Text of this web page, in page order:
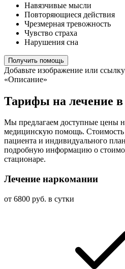
Навязчивые мысли
Повторяющиеся действия
Чрезмерная тревожность
Чувство страха
Нарушения сна
Получить помощь
Добавьте изображение или
«Описание»
Тарифы на лечение в
Мы предлагаем доступные цены
медицинскую помощь. Стоимость
пациента и индивидуального
подробную информацию о
стационаре.
Лечение наркомании
от 6800 руб. в сутки